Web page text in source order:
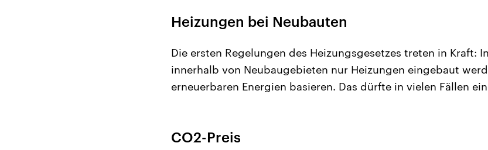
Heizungen bei Neubauten
Die ersten Regelungen des Heizungsgesetzes treten in Kraft:
innerhalb von Neubaugebieten nur Heizungen eingebaut
erneuerbaren Energien basieren. Das dürfte in vielen Fällen
CO2-Preis